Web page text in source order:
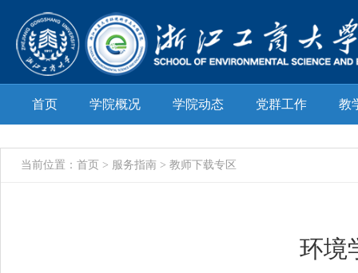
首页 学院概况 学院动态 党群工作 教
当前位置： 首页 > 服务指南 > 教师下载专区
环境